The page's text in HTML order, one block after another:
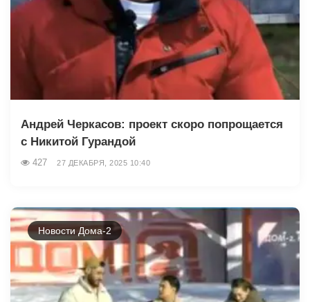
Андрей Черкасов: проект скоро попрощается
с Никитой Гурандой
427 27 ДЕКАБРЯ, 2025 10:40
Новости Дома-2